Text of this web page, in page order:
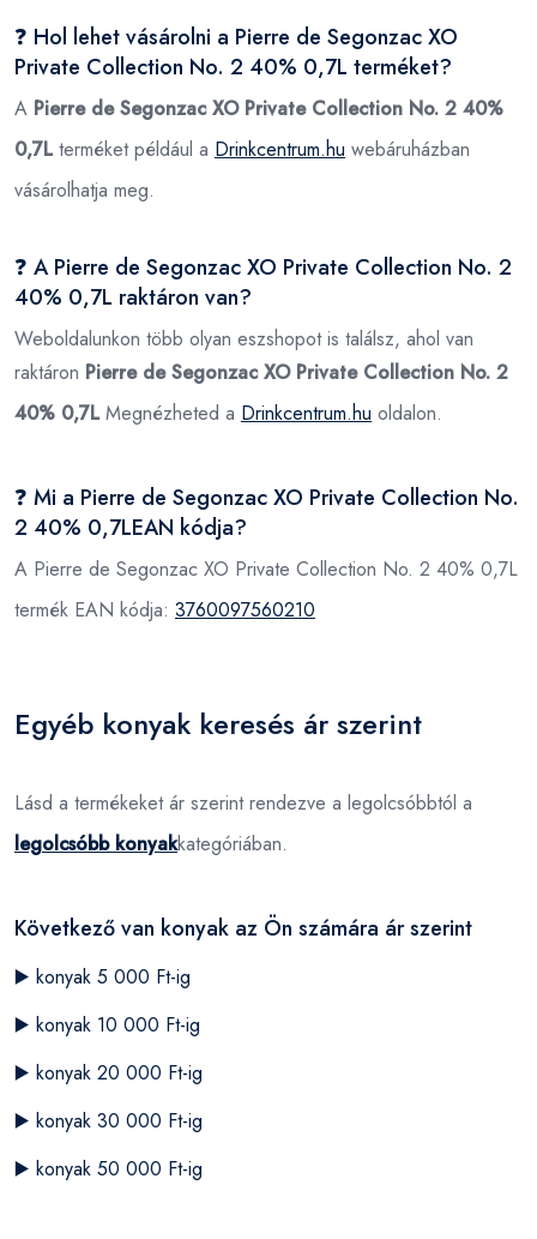
❓ Hol lehet vásárolni a Pierre de Segonzac XO
Private Collection No. 2 40% 0,7L terméket?
A Pierre de Segonzac XO Private Collection No. 2 40%
0,7Lterméket például a Drinkcentrum.hu webáruházban
vásárolhatja meg.
❓ A Pierre de Segonzac XO Private Collection No. 2
40% 0,7L raktáron van?
Weboldalunkon több olyan eszshopot is találsz, ahol van
raktáron Pierre de Segonzac XO Private Collection No. 2
40% 0,7LMegnézheted a Drinkcentrum.hu oldalon.
❓ Mi a Pierre de Segonzac XO Private Collection No.
2 40% 0,7LEAN kódja?
A Pierre de Segonzac XO Private Collection No. 2 40% 0,7L
termék EAN kódja: 3760097560210
Egyéb konyak keresés ár szerint
Lásd a termékeket ár szerint rendezve a legolcsóbbtól a
legolcsóbb konyakkategóriában.
Következő van konyak az Ön számára ár szerint
▶️ konyak 5 000 Ft-ig
▶️ konyak 10 000 Ft-ig
▶️ konyak 20 000 Ft-ig
▶️ konyak 30 000 Ft-ig
▶️ konyak 50 000 Ft-ig